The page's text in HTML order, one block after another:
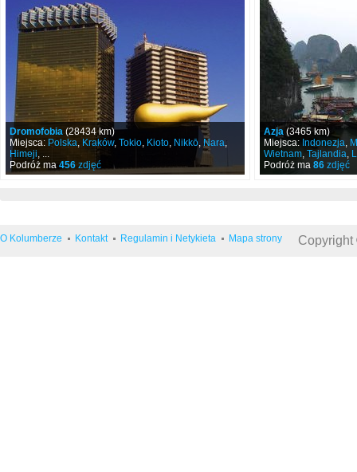
Dromofobia (28434 km)
Miejsca: Polska, Kraków, Tokio, Kioto, Nikkō, Nara,
Himeji, ...
Podróż ma 456 zdjęć
Azja (3465 km)
Miejsca: Indonezja,
Wietnam, Tajlandia,
Podróż ma 86 zdjęć
O Kolumberze Kontakt Regulamin i Netykieta Mapa strony